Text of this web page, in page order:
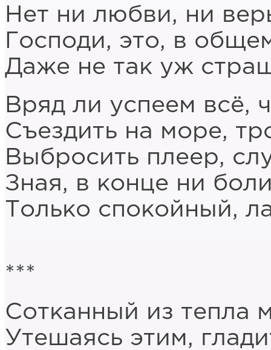
Нет ни любви, ни
Господи, это, в
Даже не так уж
Вряд ли успеем всё,
Съездить на море,
Выбросить плеер,
Зная, в конце ни
Только спокойный,
***
Сотканный из тепла
Утешаясь этим,